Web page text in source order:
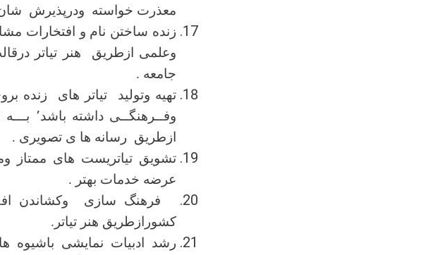
معذرت خواسته ودرپذیرش شان
زنده ساختن نام و افتخارات
وعلمی ازطریق هنر تیاتر
جامعه .
تهیه وتولید تیاتر های زنده
ازطریق رسانه ها ی تصویری .
تشویق تیاتریست های
عرضه خدمات بهتر .
فرهنگ سازی وکشاندن
کشورازطریق هنر تیاتر.